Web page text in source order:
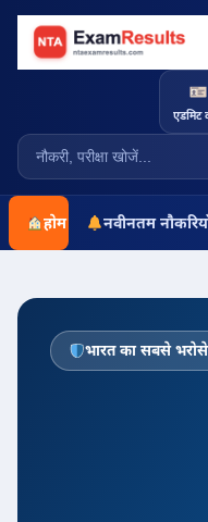
एडमिट
होम नवीनतम
भारत का सबसे